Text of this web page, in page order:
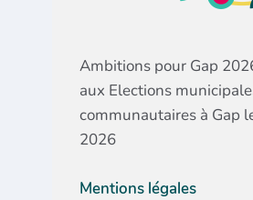
Ambitions pour Gap
aux Elections
communautaires à Gap
2026
Mentions légales